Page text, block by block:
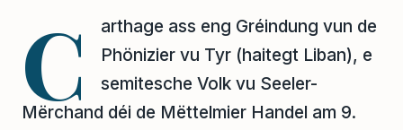
C
arthage ass eng Gréindung vun de
Phönizier vu Tyr (haitegt Liban), e
semitesche Volk vu Seeler-
Mërchand déi de Mëttelmier Handel am 9.